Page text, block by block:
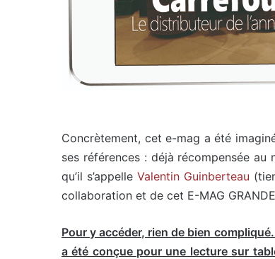
Concrètement, cet e-mag a été
ses références : déjà récompensée
qu’il s’appelleValentin Guinberteau
collaboration et de cet E-MAG
Pour y accéder, rien de bien
a été conçue pour une lecture sur